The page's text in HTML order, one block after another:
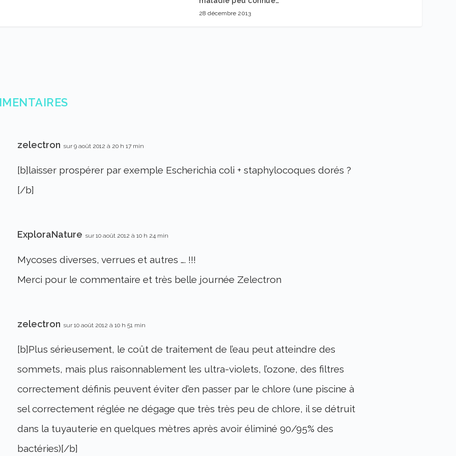
28 décembre 2013
zelectron sur 9 août 2012 à 20 h 17 min
[b]laisser prospérer par exemple Escherichia coli + staphylocoques dorés ?
[/b]
ExploraNature sur 10 août 2012 à 10 h 24 min
Mycoses diverses, verrues et autres …. !!!
Merci pour le commentaire et très belle journée Zelectron
zelectron sur 10 août 2012 à 10 h 51 min
[b]Plus sérieusement, le coût de traitement de l’eau peut atteindre des
sommets, mais plus raisonnablement les ultra-violets, l’ozone, des filtres
correctement définis peuvent éviter d’en passer par le chlore (une piscine à
sel correctement réglée ne dégage que très très peu de chlore, il se détruit
dans la tuyauterie en quelques mètres après avoir éliminé 90/95% des
bactéries)[/b]